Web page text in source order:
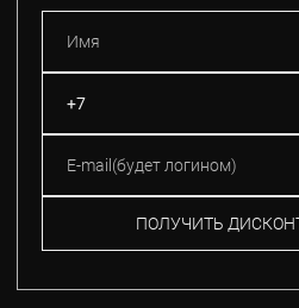
ПОЛУЧИТЬ